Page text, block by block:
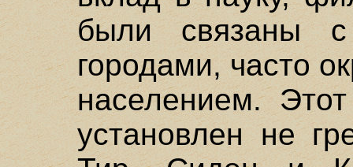
были связаны с
городами, часто
населением.
установлен не